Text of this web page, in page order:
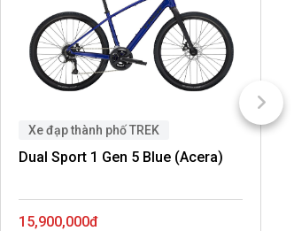
Xe đạp thành phố TREK
Dual Sport 1 Gen 5 Blue (Acera)
15,900,000đ